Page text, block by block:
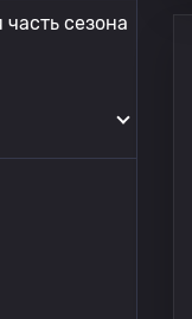
сезона